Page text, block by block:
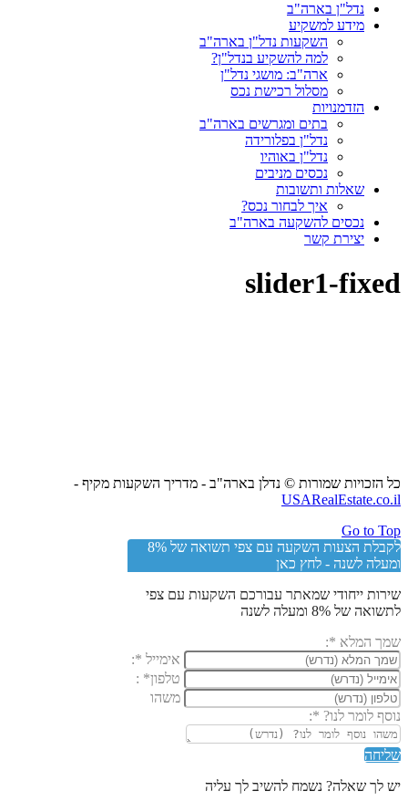
נדל"ן בארה"ב
מידע למשקיע
השקעות נדל"ן בארה"ב
למה להשקיע בנדל"ן?
ארה"ב: מושגי נדל"ן
מסלול רכישת נכס
הזדמנויות
בתים ומגרשים בארה"ב
נדל"ן בפלורידה
נדל"ן באוהיו
נכסים מניבים
שאלות ותשובות
איך לבחור נכס?
נכסים להשקעה בארה"ב
יצירת קשר
slider1-fixed
כל הזכויות שמורות © נדלן בארה"ב - מדריך השקעות מקיף -
USARealEstate.co.il
Go to Top
לקבלת הצעות השקעה עם צפי תשואה של 8%
ומעלה לשנה - לחץ כאן
שירות ייחודי שמאתר עבורכם השקעות עם צפי
לתשואה של 8% ומעלה לשנה
שמך המלא *
:
אימייל *
:
טלפון*
:
משהו
נוסף לומר לנו? *
:
שליחה
יש לך שאלה? נשמח להשיב לך עליה